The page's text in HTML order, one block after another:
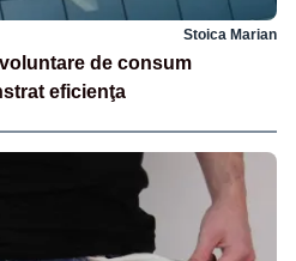
Stoica Marian
de consum
eficienţa